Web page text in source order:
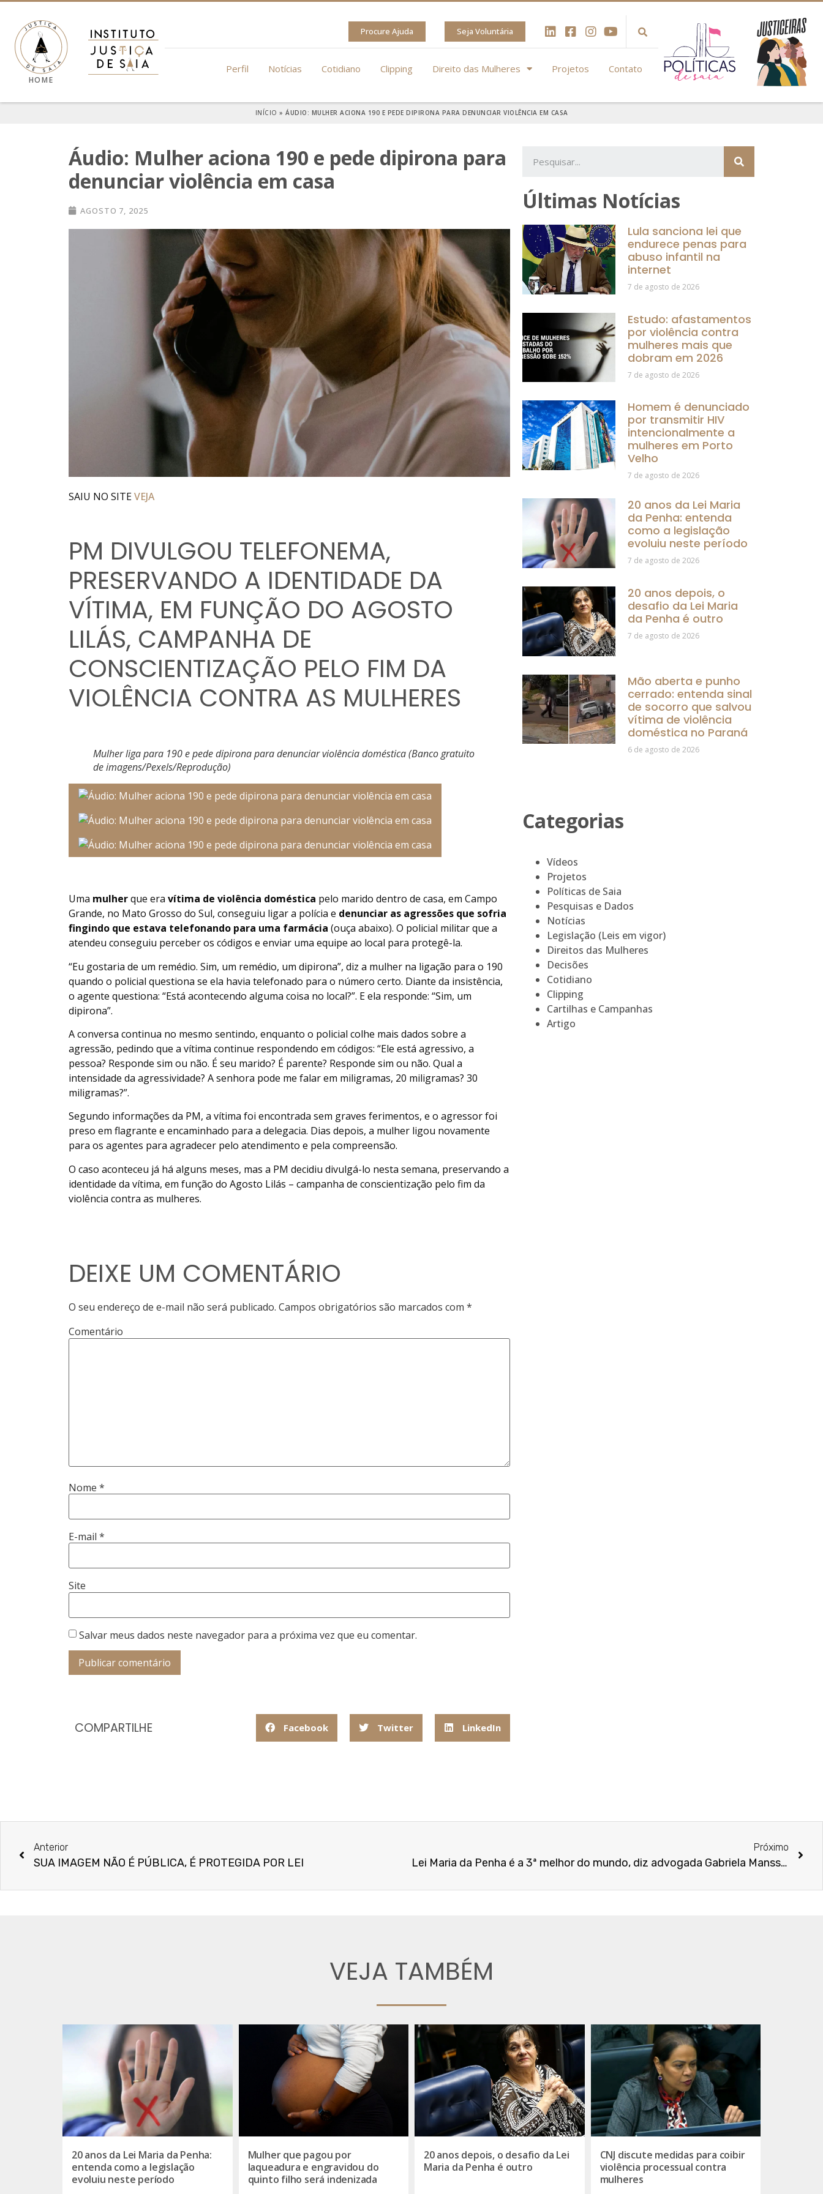
HOME
Procure Ajuda Seja Voluntária
Perfil Notícias Cotidiano Clipping Direito das Mulheres Projetos Contato
INÍCIO » ÁUDIO: MULHER ACIONA 190 E PEDE DIPIRONA PARA DENUNCIAR VIOLÊNCIA EM CASA
Áudio: Mulher aciona 190 e pede dipirona para
denunciar violência em casa
AGOSTO 7, 2025
SAIU NO SITEVEJA
PM DIVULGOU TELEFONEMA,
PRESERVANDO A IDENTIDADE DA
VÍTIMA, EM FUNÇÃO DO AGOSTO
LILÁS, CAMPANHA DE
CONSCIENTIZAÇÃO PELO FIM DA
VIOLÊNCIA CONTRA AS MULHERES
Mulher liga para 190 e pede dipirona para denunciar violência doméstica (Banco gratuito
de imagens/Pexels/Reprodução)
Uma mulherque era vítima de violência doméstica pelo marido dentro de casa, em Campo
Grande, no Mato Grosso do Sul, conseguiu ligar a polícia e denunciar as agressões que sofria
fingindo que estava telefonando para uma farmácia (ouça abaixo). O policial militar que a
atendeu conseguiu perceber os códigos e enviar uma equipe ao local para protegê-la.
“Eu gostaria de um remédio. Sim, um remédio, um dipirona”, diz a mulher na ligação para o 190
quando o policial questiona se ela havia telefonado para o número certo. Diante da insistência,
o agente questiona: “Está acontecendo alguma coisa no local?”. E ela responde: “Sim, um
dipirona”.
A conversa continua no mesmo sentindo, enquanto o policial colhe mais dados sobre a
agressão, pedindo que a vítima continue respondendo em códigos: “Ele está agressivo, a
pessoa? Responde sim ou não. É seu marido? É parente? Responde sim ou não. Qual a
intensidade da agressividade? A senhora pode me falar em miligramas, 20 miligramas? 30
miligramas?”.
Segundo informações da PM, a vítima foi encontrada sem graves ferimentos, e o agressor foi
preso em flagrante e encaminhado para a delegacia. Dias depois, a mulher ligou novamente
para os agentes para agradecer pelo atendimento e pela compreensão.
O caso aconteceu já há alguns meses, mas a PM decidiu divulgá-lo nesta semana, preservando a
identidade da vítima, em função do Agosto Lilás – campanha de conscientização pelo fim da
violência contra as mulheres.
DEIXE UM COMENTÁRIO
O seu endereço de e-mail não será publicado. Campos obrigatórios são marcados com *
Comentário
Nome *
E-mail *
Site
Salvar meus dados neste navegador para a próxima vez que eu comentar.
COMPARTILHE Facebook Twitter LinkedIn
Últimas Notícias
Lula sanciona lei que
endurece penas para
abuso infantil na
internet
7 de agosto de 2026
Estudo: afastamentos
por violência contra
mulheres mais que
dobram em 2026
7 de agosto de 2026
Homem é denunciado
por transmitir HIV
intencionalmente a
mulheres em Porto
Velho
7 de agosto de 2026
20 anos da Lei Maria
da Penha: entenda
como a legislação
evoluiu neste período
7 de agosto de 2026
20 anos depois, o
desafio da Lei Maria
da Penha é outro
7 de agosto de 2026
Mão aberta e punho
cerrado: entenda sinal
de socorro que salvou
vítima de violência
doméstica no Paraná
6 de agosto de 2026
Categorias
Vídeos
Projetos
Políticas de Saia
Pesquisas e Dados
Notícias
Legislação (Leis em vigor)
Direitos das Mulheres
Decisões
Cotidiano
Clipping
Cartilhas e Campanhas
Artigo
Anterior
SUA IMAGEM NÃO É PÚBLICA, É PROTEGIDA POR LEI
Próximo
Lei Maria da Penha é a 3ª melhor do mundo, diz advogada Gabriela Manssur
VEJA TAMBÉM
20 anos da Lei Maria da Penha:
entenda como a legislação
evoluiu neste período
Mulher que pagou por
laqueadura e engravidou do
quinto filho será indenizada
20 anos depois, o desafio da Lei
Maria da Penha é outro
CNJ discute medidas para coibir
violência processual contra
mulheres